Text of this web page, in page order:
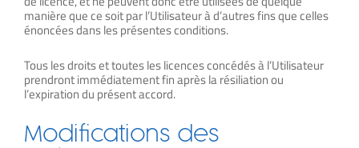
manière que ce soit par l’Utilisateur à d’autres fins que celles
énoncées dans les présentes conditions.
Tous les droits et toutes les licences concédés à l’Utilisateur
prendront immédiatement fin après la résiliation ou
l’expiration du présent accord.
Modifications des